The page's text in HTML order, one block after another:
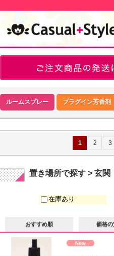
ルームスプレー プラグイン芳香剤
置き場所で探す > 玄関
おすすめ順 価格
在庫あり
1 2 3